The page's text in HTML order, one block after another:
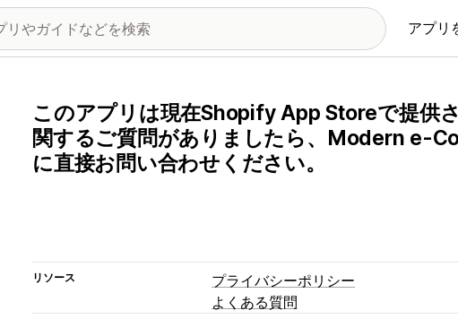
アプリ
このアプリは現在Shopify App Storeで提供
関するご質問がありましたら、Modern e-
に直接お問い合わせください。
リソース
プライバシーポリシー
よくある質問